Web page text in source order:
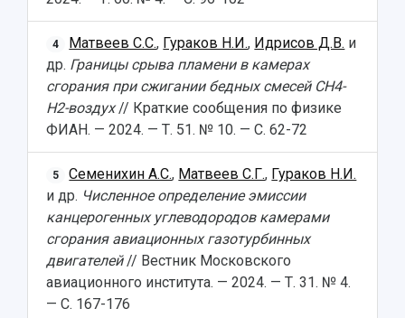
4 Матвеев С.С., Гураков Н.И., Идрисов Д.В. и
др. Границы срыва пламени в камерах
сгорания при сжигании бедных смесей СН4-
Н2-воздух// Краткие сообщения по физике
ФИАН. — 2024. — Т. 51. № 10. — С. 62-72
5 Семенихин А.С., Матвеев С.Г., Гураков Н.И.
и др. Численное определение эмиссии
канцерогенных углеводородов камерами
сгорания авиационных газотурбинных
двигателей// Вестник Московского
авиационного института. — 2024. — Т. 31. № 4.
— С. 167-176